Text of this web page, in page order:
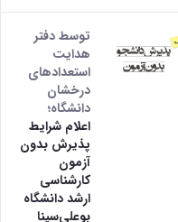
توسط دفتر
هدایت
استعداد‌های
درخشان
دانشگاه؛
اعلام شرایط
پذیرش بدون
آزمون
کارشناسی
ارشد دانشگاه
بوعلی‌سینا